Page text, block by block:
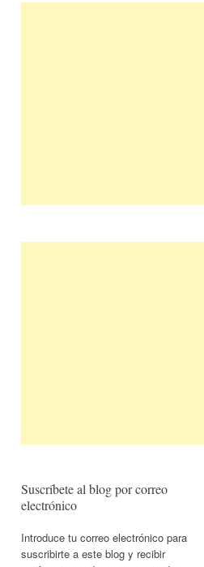
Suscríbete al blog por correo
electrónico
Introduce tu correo electrónico para
suscribirte a este blog y recibir